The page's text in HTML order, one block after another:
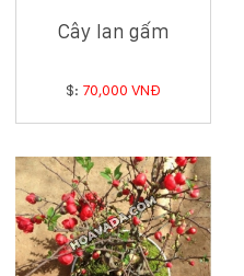
Cây lan gấm
$: 70,000 VNĐ